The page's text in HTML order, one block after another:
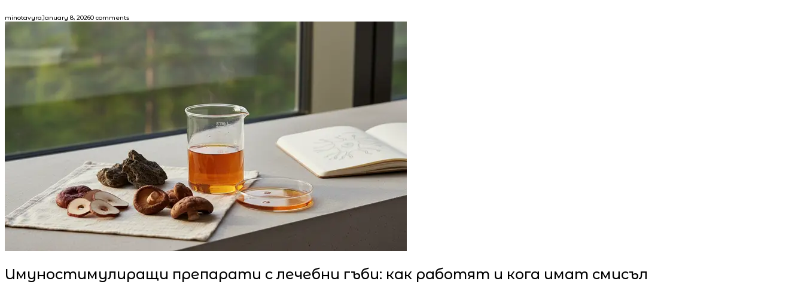
minotavyraJanuary 8, 20260 comments
Имуностимулиращи препарати с лечебни гъби: как работят и кога имат смисъл